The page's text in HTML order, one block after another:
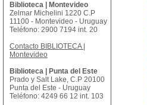
Biblioteca | Montevideo
Zelmar Michelini 1220 C.P
11100 - Montevideo - Uruguay
Teléfono: 2900 7194 int. 20
Contacto BIBLIOTECA |
Montevideo
Biblioteca | Punta del Este
Prado y Salt Lake, C.P 20100
Punta del Este - Uruguay
Teléfono: 4249 66 12 int. 103